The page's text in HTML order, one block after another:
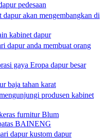
pedesaan
akan mengembangkan di
kabinet dapur
dapur anda membuat orang
gaya Eropa dapur besar
baja tahan karat
produsen kabinet
furnitur Blum
BAINENG
dapur kustom dapur